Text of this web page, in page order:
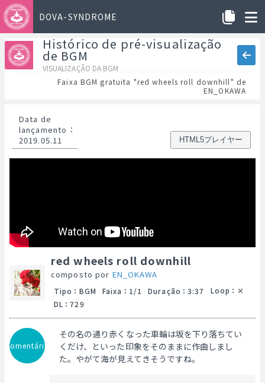
DOVA-SYNDROME
Histórico de pré-visualização
de BGM
VISUALIZAÇÃO DA BGM
Faixa BGM gratuita "red wheels roll downhill" de
EN_OKAWA
Data de
lançamento ：
2019.05.11
HTML5プレイヤー
red wheels roll downhill
composto por EN_OKAWA
Tipo ： BGM Faixa ： 1/1 Duração ： 3:37 Loop ：
DL ： 729
Comentário
その名の通り赤くなった車輪は坂を下り落ちてい
くだけ、といった印象をそのままに作曲しまし
た。やがて海が見えてきそうですね。